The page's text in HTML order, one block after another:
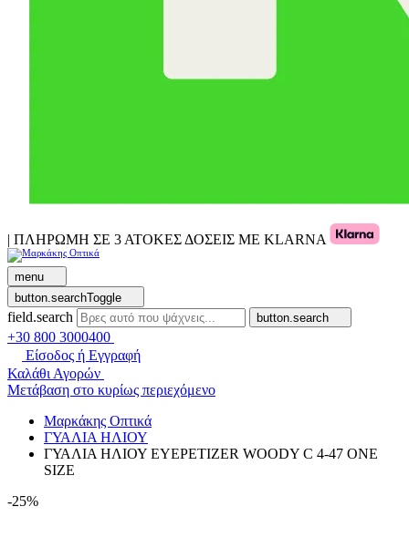
| ΠΛΗΡΩΜΗ ΣΕ 3 ΑΤΟΚΕΣ ΔΟΣΕΙΣ ΜΕ KLARNA
menu
button.searchToggle
field.search button.search
+30 800 3000400
Είσοδος ή Εγγραφή
Καλάθι Αγορών
Μετάβαση στο κυρίως περιεχόμενο
Μαρκάκης Οπτικά
ΓΥΑΛΙΑ ΗΛΙΟΥ
ΓΥΑΛΙΑ ΗΛΙΟΥ EYEPETIZER WOODY C 4-47 ONE
SIZE
-25%